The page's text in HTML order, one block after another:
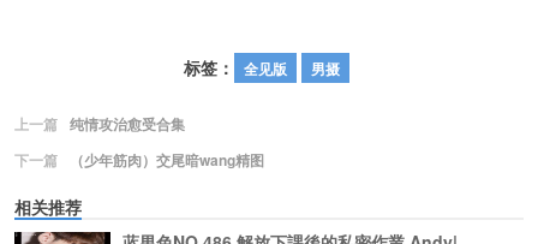
标签： 全见版 男摄
上一篇 纯情攻治愈受合集
下一篇
（少年筋肉）交尾暗wang精图
相关推荐